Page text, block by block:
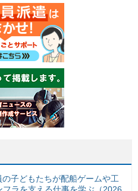
子どもたちが配船ゲームや工